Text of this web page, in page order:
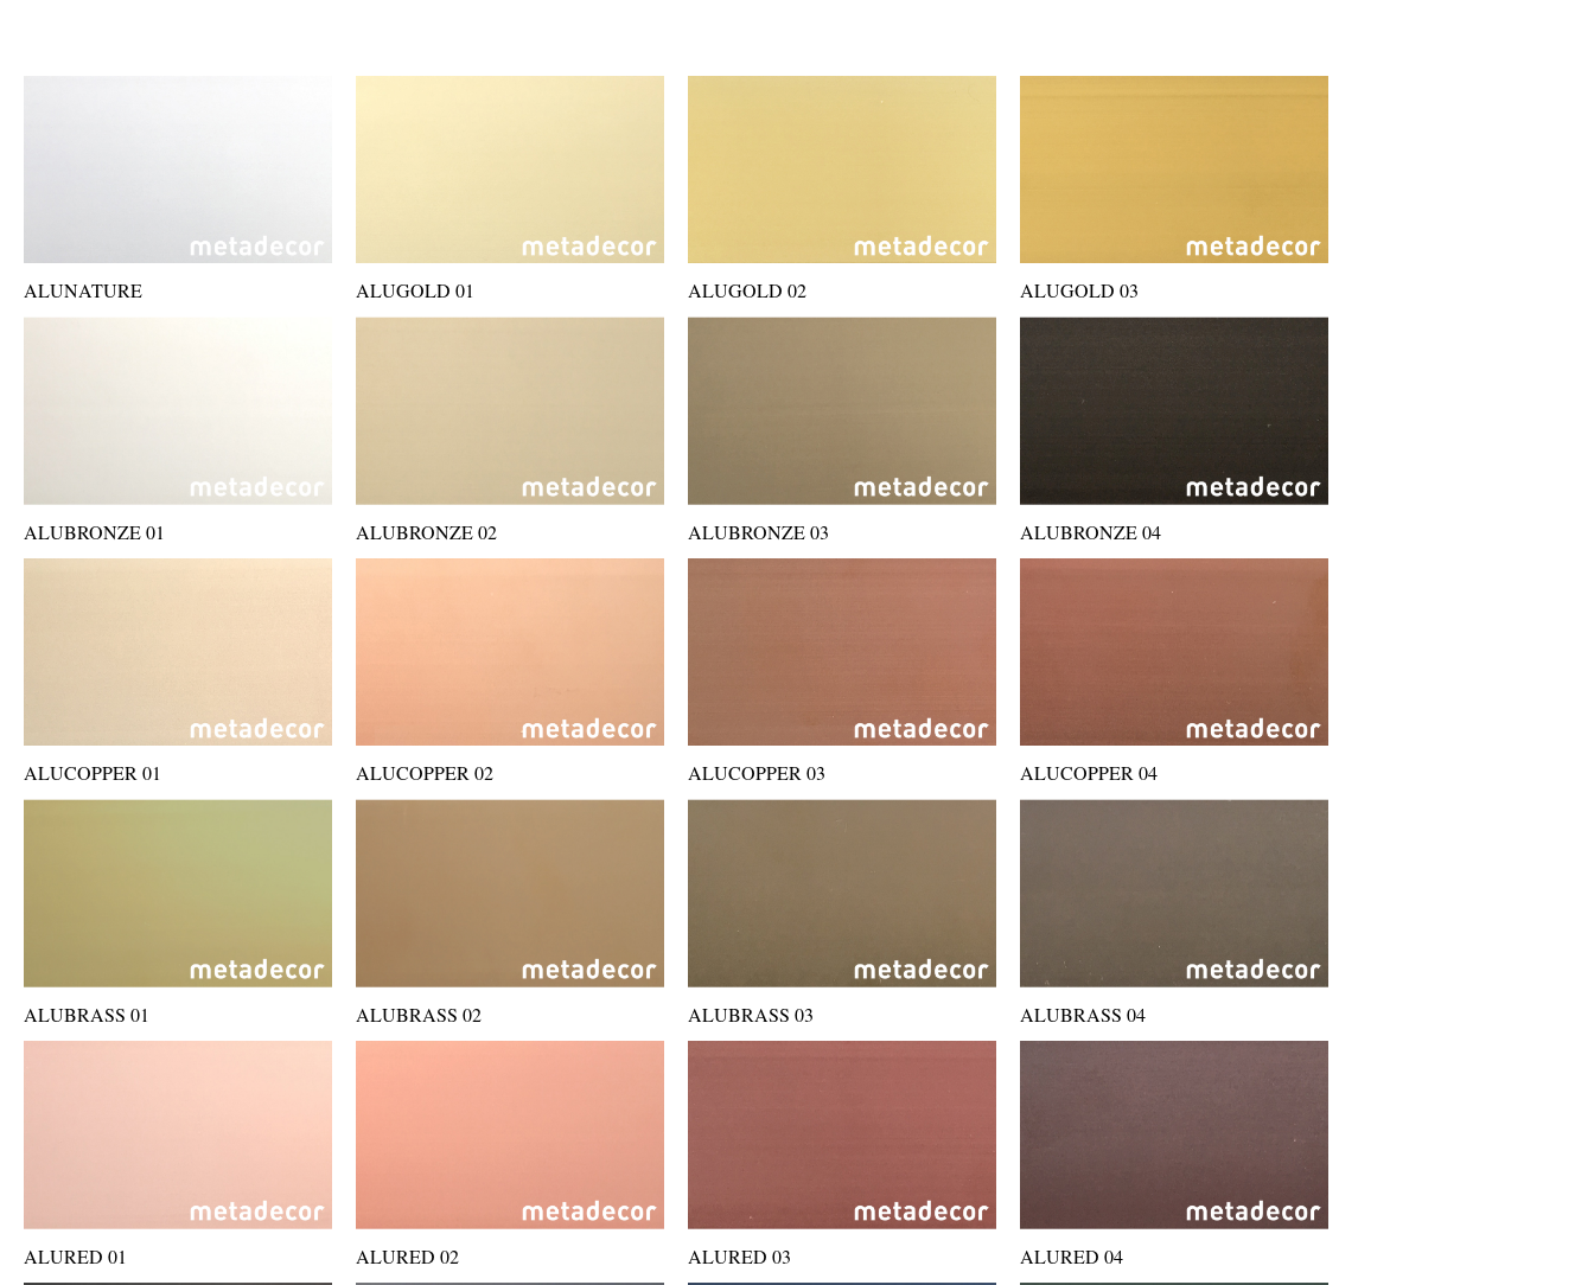
ALUNATURE ALUGOLD 01 ALUGOLD 02 ALUGOLD 03
ALUBRONZE 01 ALUBRONZE 02 ALUBRONZE 03 ALUBRONZE 04
ALUCOPPER 01 ALUCOPPER 02 ALUCOPPER 03 ALUCOPPER 04
ALUBRASS 01 ALUBRASS 02 ALUBRASS 03 ALUBRASS 04
ALURED 01 ALURED 02 ALURED 03 ALURED 04